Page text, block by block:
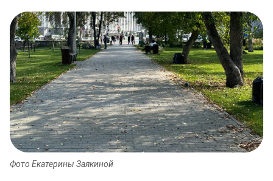
Фото Екатерины Заякиной